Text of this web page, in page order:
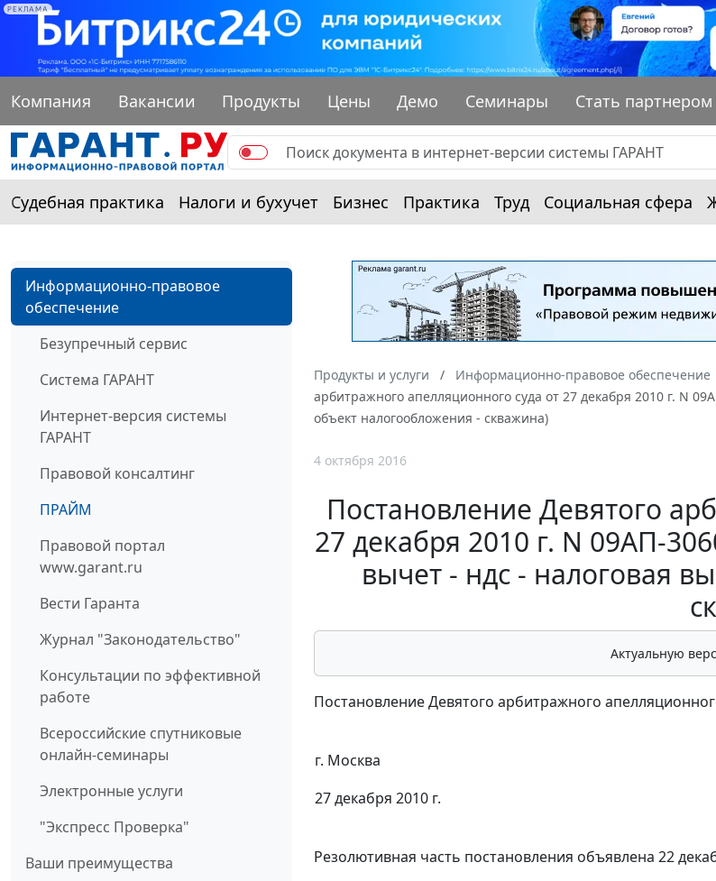
РЕКЛАМА
Компания Вакансии Продукты Цены Демо Семинары Стать партнером
Судебная практика Налоги и бухучет Бизнес Практика Труд Социальная сфера
Информационно-правовое
обеспечение
Безупречный сервис
Система ГАРАНТ
Интернет-версия системы
ГАРАНТ
Правовой консалтинг
ПРАЙМ
Правовой портал
www.garant.ru
Вести Гаранта
Журнал "Законодательство"
Консультации по эффективной
работе
Всероссийские спутниковые
онлайн-семинары
Электронные услуги
"Экспресс Проверка"
Ваши преимущества
Продукты и услуги Информационно-правовое обеспечение
арбитражного апелляционного суда от 27 декабря 2010 г. N
объект налогообложения - скважина)
4 октября 2016
Постановление Девятого
27 декабря 2010 г. N 09АП-
вычет - ндс - налоговая
Актуальную
Постановление Девятого арбитражного
г. Москва
27 декабря 2010 г.
Резолютивная часть постановления объявлена 22